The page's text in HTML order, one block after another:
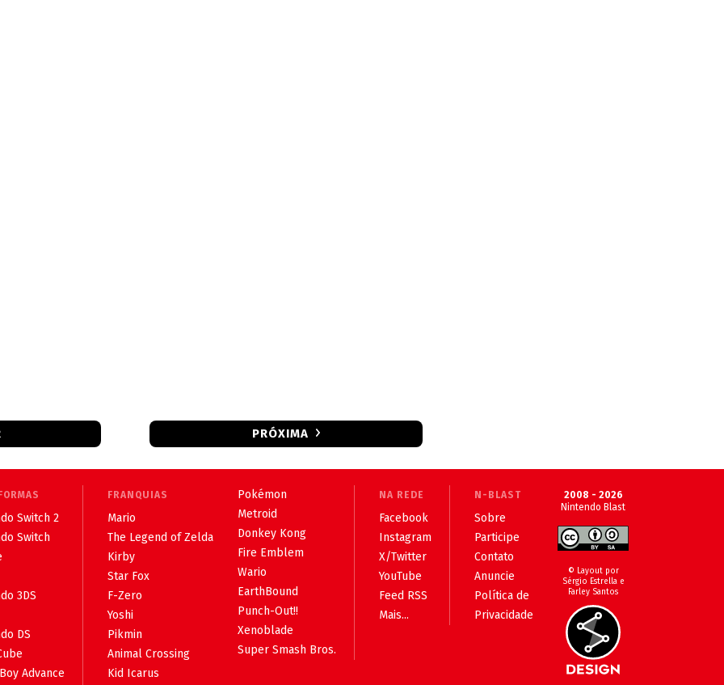
PRÓXIMA
Switch 2
Switch
3DS
DS
Advance
FRANQUIAS
Mario
The Legend of Zelda
Kirby
Star Fox
F-Zero
Yoshi
Pikmin
Animal Crossing
Kid Icarus
Pokémon
Metroid
Donkey Kong
Fire Emblem
Wario
EarthBound
Punch-Out!!
Xenoblade
Super Smash Bros.
NA REDE
Facebook
Instagram
X/Twitter
YouTube
Feed RSS
Mais...
N-BLAST
Sobre
Participe
Contato
Anuncie
Política de
Privacidade
2008 - 2026
Nintendo Blast
© Layout por
Sérgio Estrella e
Farley Santos